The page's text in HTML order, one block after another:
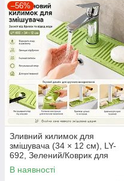
–56%
Зливний килимок для
змішувача (34 × 12 см), LY-
692, Зелений/Коврик для
мийки/Коврик на раковину
В наявності